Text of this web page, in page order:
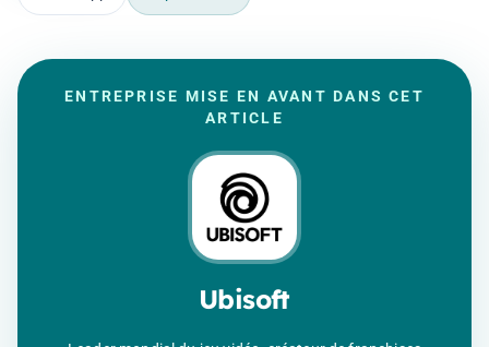
ENTREPRISE MISE EN AVANT DANS CET
ARTICLE
Ubisoft